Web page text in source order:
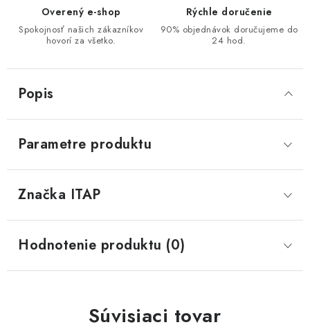
Overený e-shop
Spokojnosť našich zákazníkov
hovorí za všetko.
Rýchle doručenie
90% objednávok doručujeme do
24 hod.
Popis
Parametre produktu
Značka ITAP
Hodnotenie produktu (0)
Súvisiaci tovar